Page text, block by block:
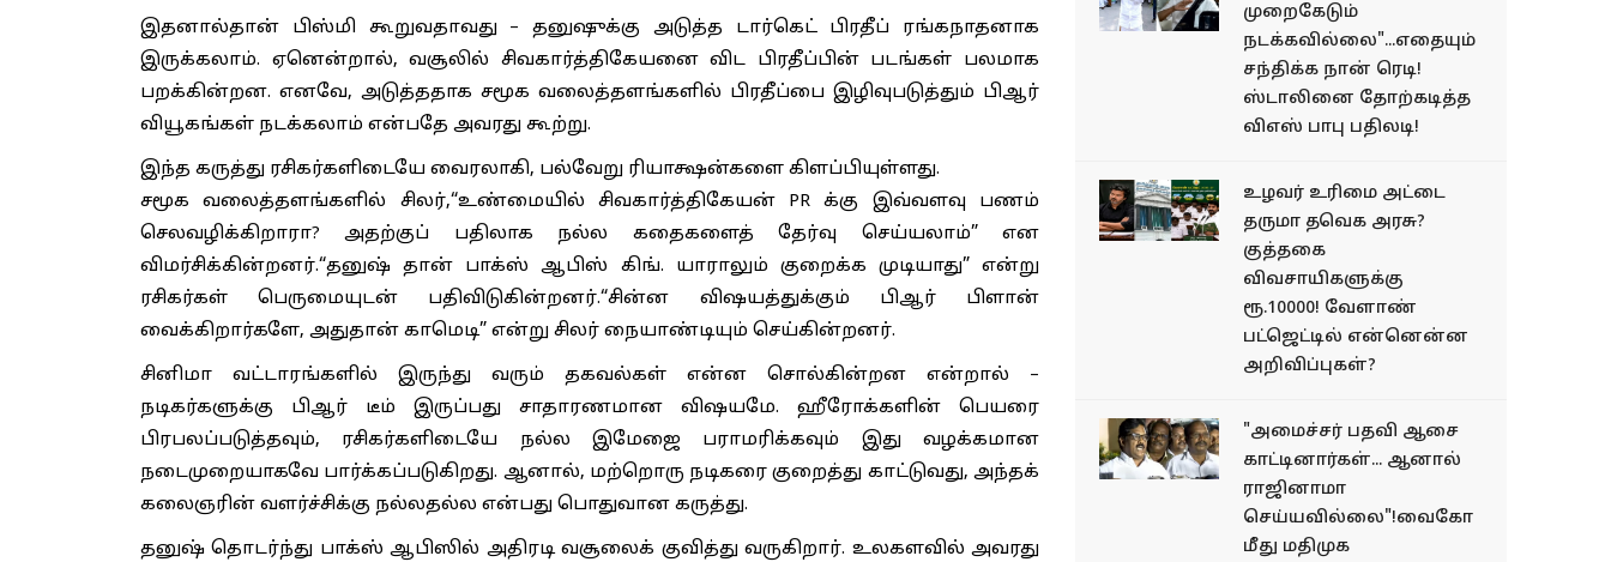
இதனால்தான் பிஸ்மி கூறுவதாவது – தனுஷுக்கு அடுத்த டார்கெட் பிரதீப் ரங்கநாதனாக
இருக்கலாம். ஏனென்றால், வசூலில் சிவகார்த்திகேயனை விட பிரதீப்பின் படங்கள் பலமாக
பறக்கின்றன. எனவே, அடுத்ததாக சமூக வலைத்தளங்களில் பிரதீப்பை இழிவுபடுத்தும் பிஆர்
வியூகங்கள் நடக்கலாம் என்பதே அவரது கூற்று.
இந்த கருத்து ரசிகர்களிடையே வைரலாகி, பல்வேறு ரியாக்ஷன்களை கிளப்பியுள்ளது.
சமூக வலைத்தளங்களில் சிலர்,“உண்மையில் சிவகார்த்திகேயன் PR க்கு இவ்வளவு பணம்
செலவழிக்கிறாரா? அதற்குப் பதிலாக நல்ல கதைகளைத் தேர்வு செய்யலாம்” என
விமர்சிக்கின்றனர்.“தனுஷ் தான் பாக்ஸ் ஆபிஸ் கிங். யாராலும் குறைக்க முடியாது” என்று
ரசிகர்கள் பெருமையுடன் பதிவிடுகின்றனர்.“சின்ன விஷயத்துக்கும் பிஆர் பிளான்
வைக்கிறார்களே, அதுதான் காமெடி” என்று சிலர் நையாண்டியும் செய்கின்றனர்.
சினிமா வட்டாரங்களில் இருந்து வரும் தகவல்கள் என்ன சொல்கின்றன என்றால் –
நடிகர்களுக்கு பிஆர் டீம் இருப்பது சாதாரணமான விஷயமே. ஹீரோக்களின் பெயரை
பிரபலப்படுத்தவும், ரசிகர்களிடையே நல்ல இமேஜை பராமரிக்கவும் இது வழக்கமான
நடைமுறையாகவே பார்க்கப்படுகிறது. ஆனால், மற்றொரு நடிகரை குறைத்து காட்டுவது, அந்தக்
கலைஞரின் வளர்ச்சிக்கு நல்லதல்ல என்பது பொதுவான கருத்து.
தனுஷ் தொடர்ந்து பாக்ஸ் ஆபிஸில் அதிரடி வசூலைக் குவித்து வருகிறார். உலகளவில் அவரது
முறைகேடும்
நடக்கவில்லை"...எதையும்
சந்திக்க நான் ரெடி!
ஸ்டாலினை தோற்கடித்த
விஎஸ் பாபு பதிலடி!
உழவர் உரிமை அட்டை
தருமா தவெக அரசு?
குத்தகை
விவசாயிகளுக்கு
ரூ.10000! வேளாண்
பட்ஜெட்டில் என்னென்ன
அறிவிப்புகள்?
"அமைச்சர் பதவி ஆசை
காட்டினார்கள்... ஆனால்
ராஜினாமா
செய்யவில்லை"!வைகோ
மீது மதிமுக